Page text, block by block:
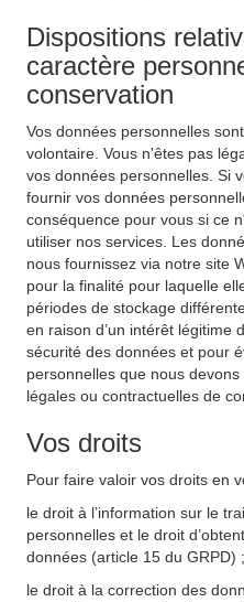
Dispositions
caractère
conservation
Vos données personnelles
volontaire. Vous n'êtes pas
vos données personnelles. Si
fournir vos données
conséquence pour vous si ce
utiliser nos services. Les
nous fournissez via notre site
pour la finalité pour laquelle
périodes de stockage
en raison d’un intérêt légitime
sécurité des données et pour
personnelles que nous
légales ou contractuelles de
Vos droits
Pour faire valoir vos droits en
le droit à l’information sur le
personnelles et le droit
données (article 15 du GRPD) ;
le droit à la correction des